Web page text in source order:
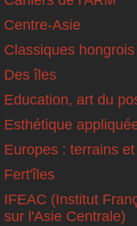
Centre-Asie
Classiques hongrois
Des îles
Education, art du
Esthétique
Europes : terrains
Fert'îles
IFEAC (Institut
sur l'Asie Centrale)